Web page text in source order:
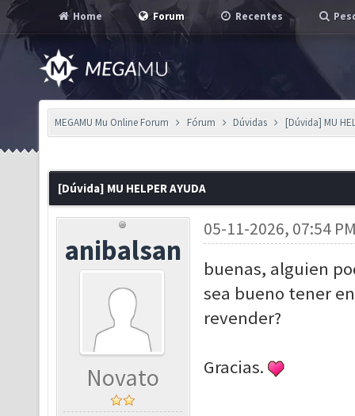
Home Forum Recentes
MEGAMU Mu Online Forum Fórum Dúvidas [Dúvida] MU
[Dúvida] MU HELPER AYUDA
anibalsan
Novato
05-11-2026, 07:54
buenas, alguien
sea bueno tener
revender?
Gracias.